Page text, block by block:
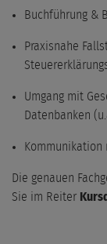
Buchführung &
Praxisnahe
Umgang mit
Datenbanken
Kommunikation
Die genauen
Sie im Reiter